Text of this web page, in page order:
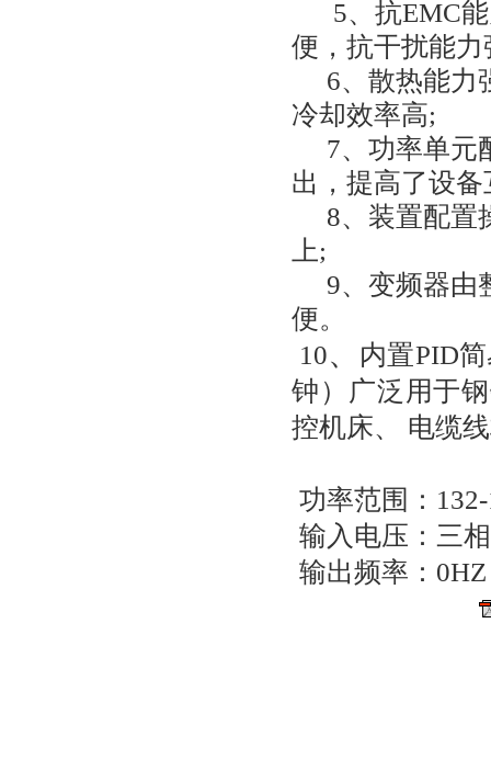
5、抗EMC
便，抗干扰能力
6、散热能力
冷却效率高;
7、功率单元
出，提高了设
8、装置配置
上;
9、变频器由
便。
10、 内置PID
钟）广泛用于
控机床、
电缆
功率范围：
输入电压：三相
输出频率：